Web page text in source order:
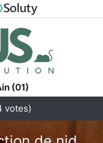
(01)
votes)